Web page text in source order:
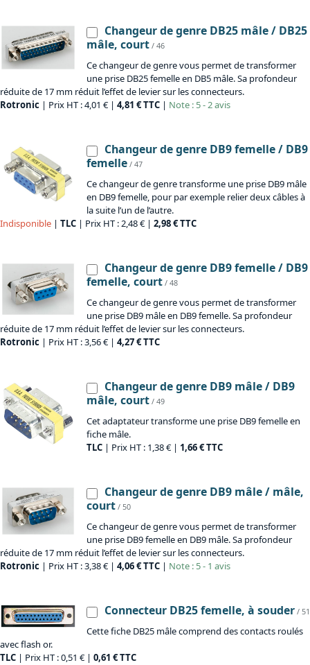
Changeur de genre DB25 mâle / DB25
mâle, court / 46
Ce changeur de genre vous permet de transformer
une prise DB25 femelle en DB5 mâle. Sa profondeur
réduite de 17 mm réduit l’effet de levier sur les connecteurs.
Rotronic | Prix HT : 4,01 € | 4,81 € TTC | Note : 5 - 2 avis
Changeur de genre DB9 femelle / DB9
femelle / 47
Ce changeur de genre transforme une prise DB9 mâle
en DB9 femelle, pour par exemple relier deux câbles à
la suite l’un de l’autre.
Indisponible | TLC | Prix HT : 2,48 € | 2,98 € TTC
Changeur de genre DB9 femelle / DB9
femelle, court / 48
Ce changeur de genre vous permet de transformer
une prise DB9 mâle en DB9 femelle. Sa profondeur
réduite de 17 mm réduit l’effet de levier sur les connecteurs.
Rotronic | Prix HT : 3,56 € | 4,27 € TTC
Changeur de genre DB9 mâle / DB9
mâle, court / 49
Cet adaptateur transforme une prise DB9 femelle en
fiche mâle.
TLC | Prix HT : 1,38 € | 1,66 € TTC
Changeur de genre DB9 mâle / mâle,
court / 50
Ce changeur de genre vous permet de transformer
une prise DB9 femelle en DB9 mâle. Sa profondeur
réduite de 17 mm réduit l’effet de levier sur les connecteurs.
Rotronic | Prix HT : 3,38 € | 4,06 € TTC | Note : 5 - 1 avis
Connecteur DB25 femelle, à souder / 51
Cette fiche DB25 mâle comprend des contacts roulés
avec flash or.
TLC | Prix HT : 0,51 € | 0,61 € TTC